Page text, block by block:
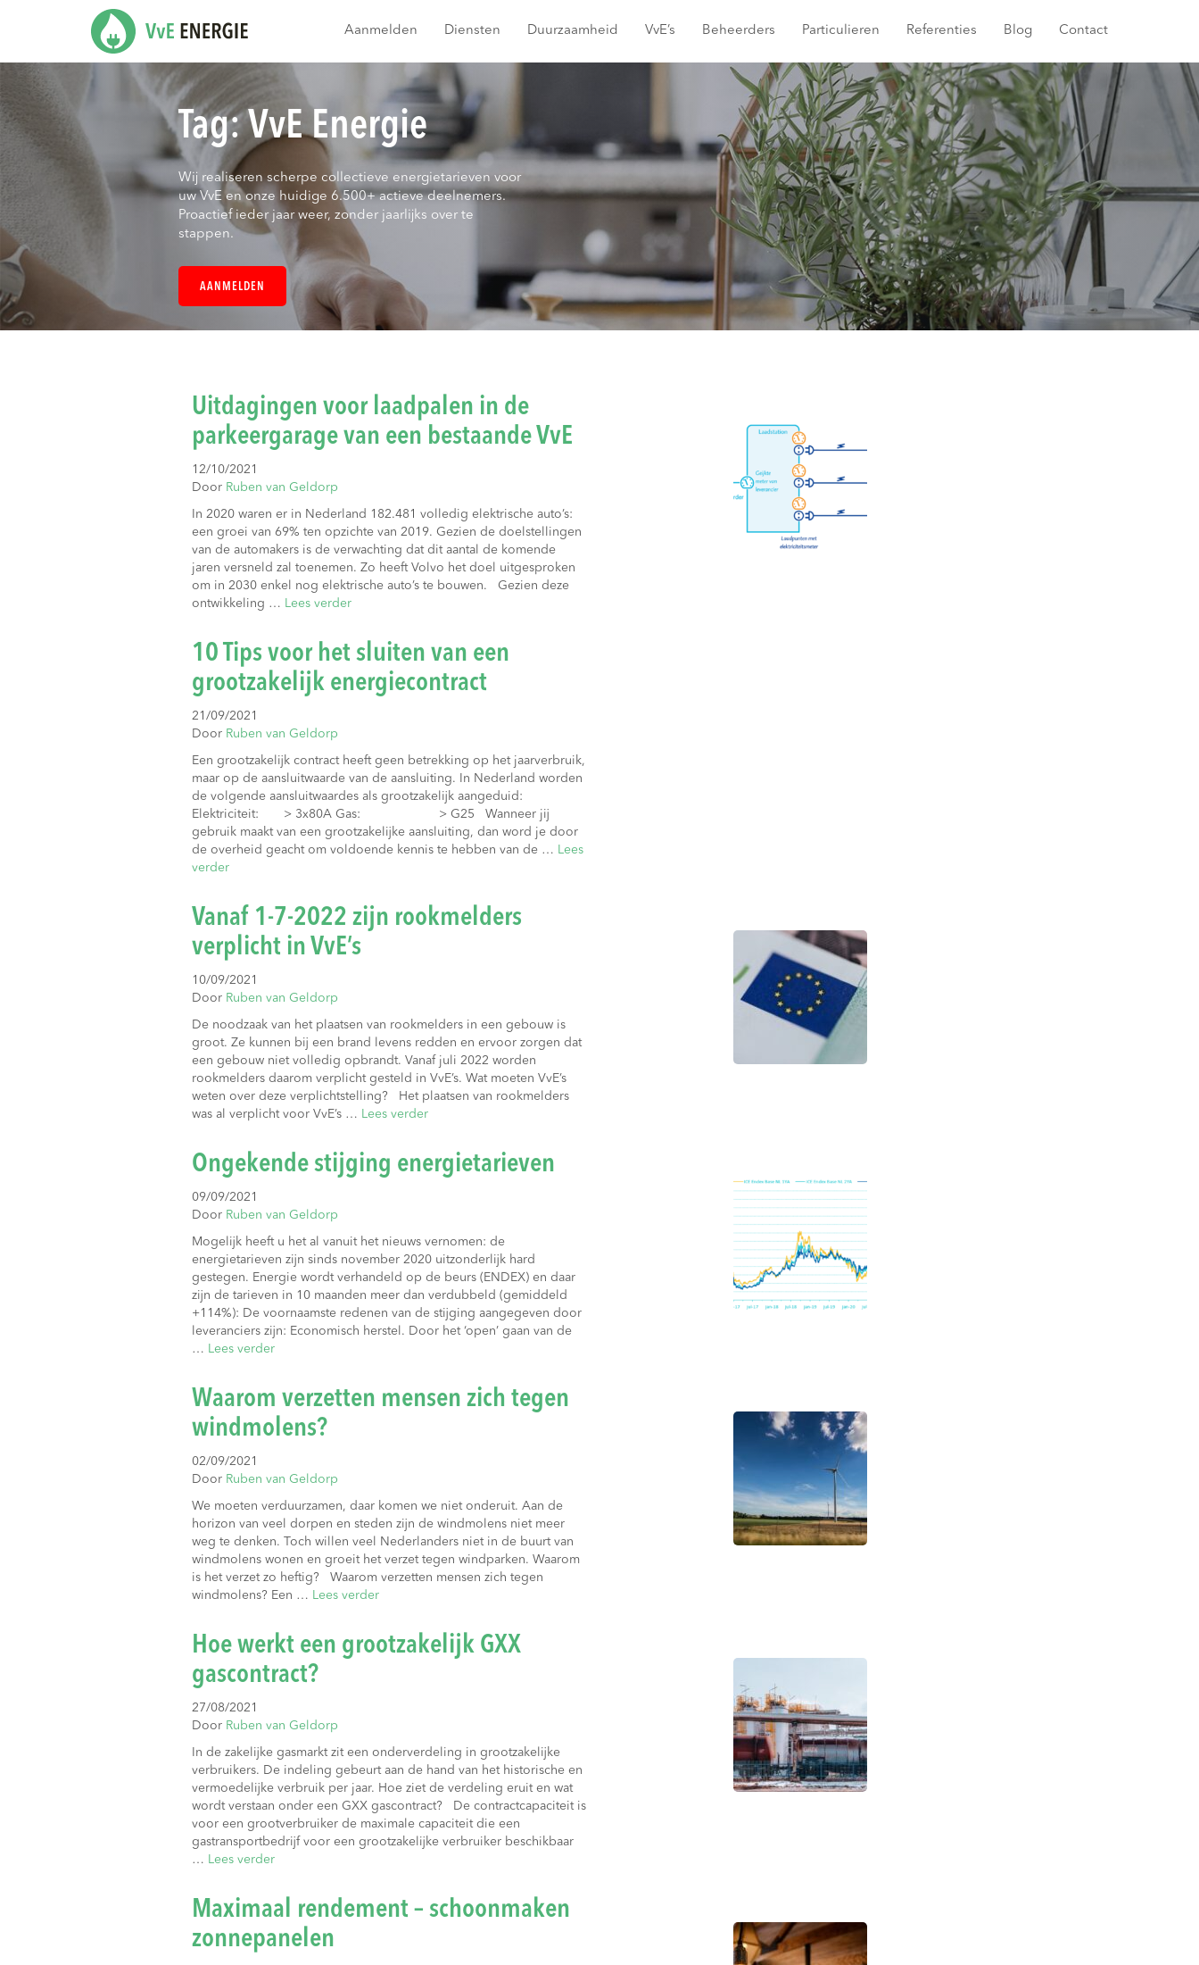
Aanmelden Diensten Duurzaamheid VvE’s Beheerders Particulieren Referenties Blog Contact
Tag:VvE Energie
Wij realiseren scherpe collectieve energietarieven voor
uw VvE en onze huidige 6.500+ actieve deelnemers.
Proactief ieder jaar weer, zonder jaarlijks over te
stappen.
AANMELDEN
Uitdagingen voor laadpalen in de
parkeergarage van een bestaande VvE
12/10/2021
Door Ruben van Geldorp
In 2020 waren er in Nederland 182.481 volledig elektrische auto’s:
een groei van 69% ten opzichte van 2019. Gezien de doelstellingen
van de automakers is de verwachting dat dit aantal de komende
jaren versneld zal toenemen. Zo heeft Volvo het doel uitgesproken
om in 2030 enkel nog elektrische auto’s te bouwen. Gezien deze
ontwikkeling … Lees verder
10 Tips voor het sluiten van een
grootzakelijk energiecontract
21/09/2021
Door Ruben van Geldorp
Een grootzakelijk contract heeft geen betrekking op het jaarverbruik,
maar op de aansluitwaarde van de aansluiting. In Nederland worden
de volgende aansluitwaardes als grootzakelijk aangeduid:
Elektriciteit: > 3x80A Gas: > G25 Wanneer jij
gebruik maakt van een grootzakelijke aansluiting, dan word je door
de overheid geacht om voldoende kennis te hebben van de … Lees
verder
Vanaf 1-7-2022 zijn rookmelders
verplicht in VvE’s
10/09/2021
Door Ruben van Geldorp
De noodzaak van het plaatsen van rookmelders in een gebouw is
groot. Ze kunnen bij een brand levens redden en ervoor zorgen dat
een gebouw niet volledig opbrandt. Vanaf juli 2022 worden
rookmelders daarom verplicht gesteld in VvE’s. Wat moeten VvE’s
weten over deze verplichtstelling? Het plaatsen van rookmelders
was al verplicht voor VvE’s … Lees verder
Ongekende stijging energietarieven
09/09/2021
Door Ruben van Geldorp
Mogelijk heeft u het al vanuit het nieuws vernomen: de
energietarieven zijn sinds november 2020 uitzonderlijk hard
gestegen. Energie wordt verhandeld op de beurs (ENDEX) en daar
zijn de tarieven in 10 maanden meer dan verdubbeld (gemiddeld
+114%): De voornaamste redenen van de stijging aangegeven door
leveranciers zijn: Economisch herstel. Door het ‘open’ gaan van de
… Lees verder
Waarom verzetten mensen zich tegen
windmolens?
02/09/2021
Door Ruben van Geldorp
We moeten verduurzamen, daar komen we niet onderuit. Aan de
horizon van veel dorpen en steden zijn de windmolens niet meer
weg te denken. Toch willen veel Nederlanders niet in de buurt van
windmolens wonen en groeit het verzet tegen windparken. Waarom
is het verzet zo heftig? Waarom verzetten mensen zich tegen
windmolens? Een … Lees verder
Hoe werkt een grootzakelijk GXX
gascontract?
27/08/2021
Door Ruben van Geldorp
In de zakelijke gasmarkt zit een onderverdeling in grootzakelijke
verbruikers. De indeling gebeurt aan de hand van het historische en
vermoedelijke verbruik per jaar. Hoe ziet de verdeling eruit en wat
wordt verstaan onder een GXX gascontract? De contractcapaciteit is
voor een grootverbruiker de maximale capaciteit die een
gastransportbedrijf voor een grootzakelijke verbruiker beschikbaar
… Lees verder
Maximaal rendement – schoonmaken
zonnepanelen